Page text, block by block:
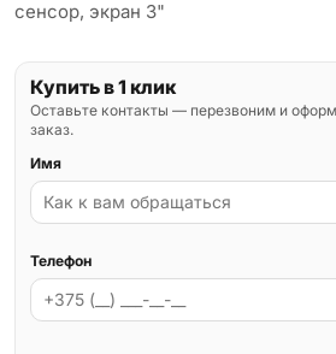
сенсор, экран 3"
Купить в 1 клик
Оставьте контакты — перезвоним и
заказ.
Имя
Телефон